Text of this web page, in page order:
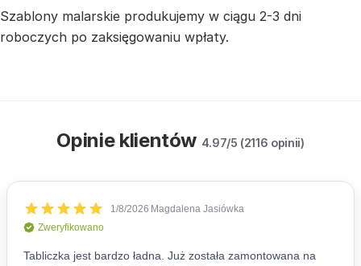
Szablony malarskie produkujemy w ciągu 2-3 dni
roboczych po zaksięgowaniu wpłaty.
Opinie klientów 4.97/5 (2116 opinii)